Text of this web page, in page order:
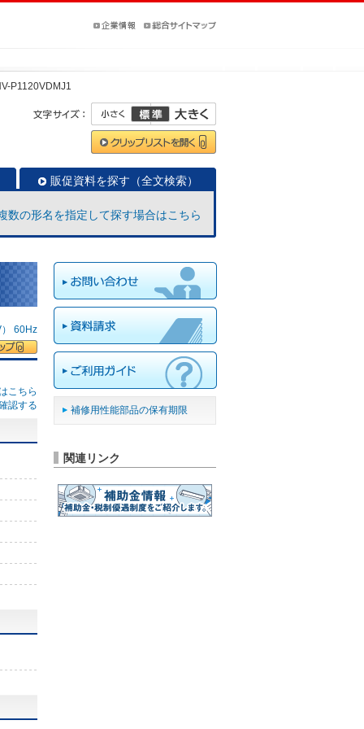
P1120VDMJ1
販促資料を探す（全文検索）
数の形名を指定して探す場合はこちら
60Hz
こちら
認する
補修用性能部品の保有期限
関連リンク